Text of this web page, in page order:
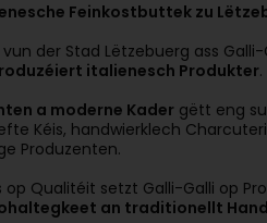
Feinkostbuttek zu
der Stad Lëtzebuerg ass Galli-
italienesch Produkter.
a moderne Kader gëtt eng
Kéis, handwierklech
Produzenten.
op Qualitéit setzt Galli-Galli op
an traditionellt